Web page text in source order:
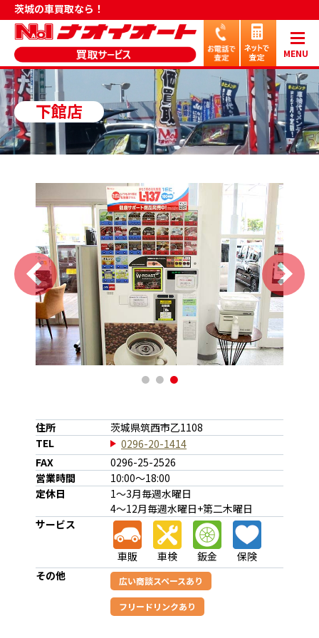
茨城の車買取なら！
MENU
下館店
1 2 3
住所
茨城県筑西市乙1108
TEL
0296-20-1414
FAX
0296-25-2526
営業時間
10:00～18:00
定休日
1～3月毎週水曜日
4～12月毎週水曜日+第二木曜日
サービス
車販 車検 鈑金
保険
その他
広い商談スペースあり
フリードリンクあり